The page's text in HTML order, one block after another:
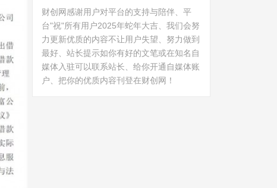
财创网感谢用户对平台的支持与陪伴、平
台"祝"所有用户2025年蛇年大吉、我们会努
力更新优质的内容不让用户失望、努力做到
最好、站长提示如你有好的文笔或在知名自
媒体入驻可以联系站长、给你开通自媒体账
户、把你的优质内容刊登在财创网！